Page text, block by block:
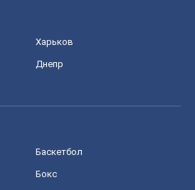
Харьков
Днепр
Баскетбол
Бокс